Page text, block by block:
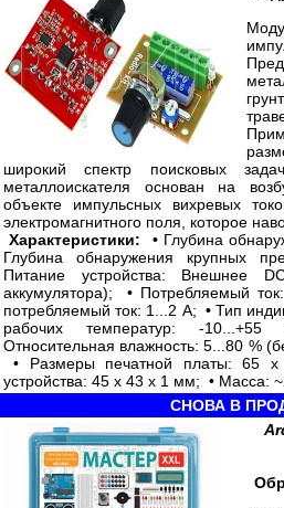
широкий спектр поисковых
металлоискателя основан на
объекте импульсных вихревых
электромагнитного поля, которое
Характеристики: • Глубина
Глубина обнаружения крупных
Питание устройства: Внешнее
аккумулятора); • Потребляемый
потребляемый ток: 1...2 А; • Тип
рабочих температур: -
Относительная влажность: 5...80 %
• Размеры печатной платы:
устройства: 45 x 43 x 1 мм; • Масса:
СНОВА В